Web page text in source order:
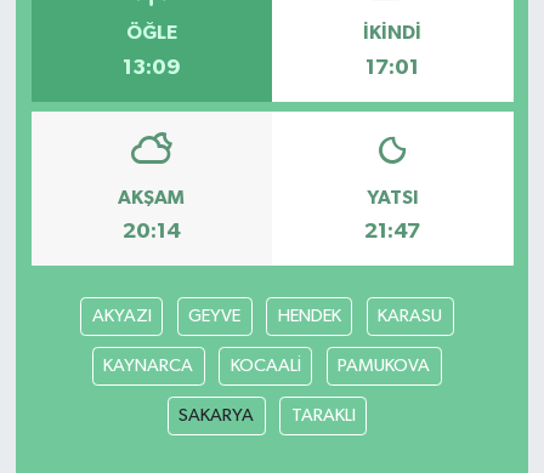
ÖĞLE
13:09
İKINDI
17:01
AKŞAM
20:14
YATSI
21:47
AKYAZI GEYVE HENDEK KARASU
KAYNARCA KOCAALİ PAMUKOVA
SAKARYA TARAKLI